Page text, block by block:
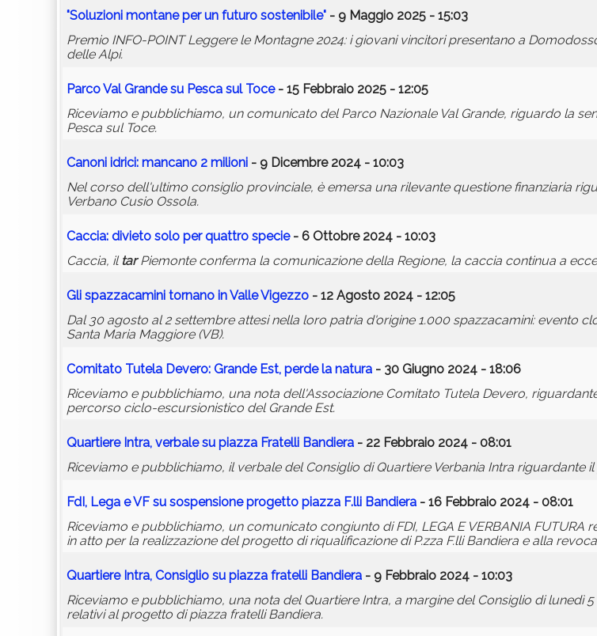
"Soluzioni montane per un futuro sostenibile" - 9 Maggio 2025 - 15:03
Premio INFO-POINT Leggere le Montagne 2024: i giovani vincitori presentano a
delle Alpi.
Parco Val Grande su Pesca sul Toce- 15 Febbraio 2025 - 12:05
Riceviamo e pubblichiamo, un comunicato del Parco Nazionale Val Grande, riguardo la
Pesca sul Toce.
Canoni idrici: mancano 2 milioni - 9 Dicembre 2024 - 10:03
Nel corso dell'ultimo consiglio provinciale, è emersa una rilevante questione finanziaria
Verbano Cusio Ossola.
Caccia: divieto solo per quattro specie- 6 Ottobre 2024 - 10:03
Caccia, il tarPiemonte conferma la comunicazione della Regione, la caccia continua a
Gli spazzacamini tornano in Valle Vigezzo - 12 Agosto 2024 - 12:05
Dal 30 agosto al 2 settembre attesi nella loro patria d'origine 1.000 spazzacamini: evento
Santa Maria Maggiore (VB).
Comitato Tutela Devero: Grande Est, perde la natura - 30 Giugno 2024 - 18:06
Riceviamo e pubblichiamo, una nota dell'Associazione Comitato Tutela Devero,
percorso ciclo-escursionistico del Grande Est.
Quartiere Intra, verbale su piazza Fratelli Bandiera - 22 Febbraio 2024 - 08:01
Riceviamo e pubblichiamo, il verbale del Consiglio di Quartiere Verbania Intra riguardante
FdI, Lega e VF su sospensione progetto piazza F.lli Bandiera - 16 Febbraio 2024 - 08:01
Riceviamo e pubblichiamo, un comunicato congiunto di FDI, LEGA E VERBANIA
in atto per la realizzazione del progetto di riqualificazione di P.zza F.lli Bandiera e alla
Quartiere Intra, Consiglio su piazza fratelli Bandiera - 9 Febbraio 2024 - 10:03
Riceviamo e pubblichiamo, una nota del Quartiere Intra, a margine del Consiglio di lunedì
relativi al progetto di piazza fratelli Bandiera.